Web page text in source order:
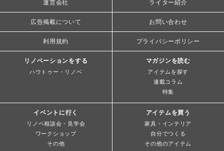
運営会社 ライター紹介
広告掲載について お問い合わせ
利用規約 プライバシーポリシー
リノベーションをする
ハウトゥー・リノベ
マガジンを読む
アイテムを探す
連載コラム
特集
イベントに行く
リノベ相談会・見学会
ワークショップ
その他
アイテムを買う
家具・インテリア
自分でつくる
その他のアイテム